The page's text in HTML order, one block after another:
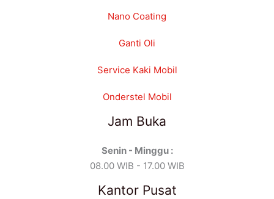
Nano Coating
Ganti Oli
Service Kaki Mobil
Onderstel Mobil
Jam Buka
Senin - Minggu :
08.00 WIB - 17.00 WIB
Kantor Pusat